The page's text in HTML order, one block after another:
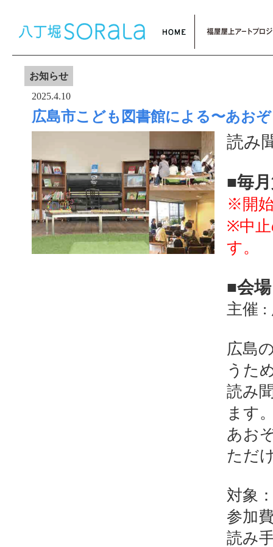
お知らせ
2025.4.10
広島市こども図書館による〜あお
読み
■毎
※開
※中
す。
■会
主催 :
広島
うた
読み
ます
あお
ただ
対象
参加
読み